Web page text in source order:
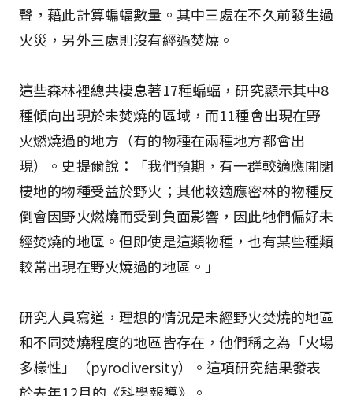
聲，藉此計算蝙蝠數量。其中三處在不久前發生過
火災，另外三處則沒有經過焚燒。
這些森林裡總共棲息著17種蝙蝠，研究顯示其中8
種傾向出現於未焚燒的區域，而11種會出現在野
火燃燒過的地方（有的物種在兩種地方都會出
現）。史提爾說：「我們預期，有一群較適應開闊
棲地的物種受益於野火；其他較適應密林的物種反
倒會因野火燃燒而受到負面影響，因此牠們偏好未
經焚燒的地區。但即使是這類物種，也有某些種類
較常出現在野火燒過的地區。」
研究人員寫道，理想的情況是未經野火焚燒的地區
和不同焚燒程度的地區皆存在，他們稱之為「火場
多樣性」（pyrodiversity）。這項研究結果發表